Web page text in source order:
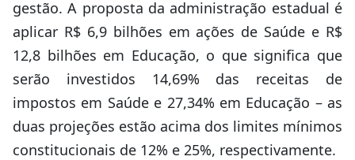
gestão. A proposta da administração estadual é
aplicar R$ 6,9 bilhões em ações de Saúde e R$
12,8 bilhões em Educação, o que significa que
serão investidos 14,69% das receitas de
impostos em Saúde e 27,34% em Educação – as
duas projeções estão acima dos limites mínimos
constitucionais de 12% e 25%, respectivamente.